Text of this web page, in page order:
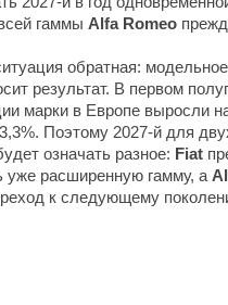
гаммы Alfa Romeo
обратная:
результат. В первом
марки в Европе выросли
Поэтому 2027-й для
означать разное: Fiat
уже расширенную гамму, а
к следующему